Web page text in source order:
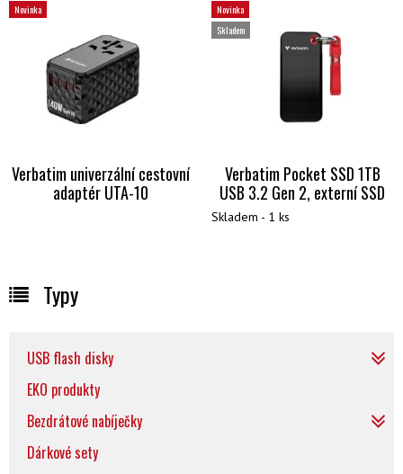
Novinka
Verbatim univerzální cestovní
adaptér UTA-10
Novinka
Skladem
Verbatim Pocket SSD 1TB
USB 3.2 Gen 2, externí SSD
Skladem - 1 ks
Typy
USB flash disky
EKO produkty
Bezdrátové nabíječky
Dárkové sety